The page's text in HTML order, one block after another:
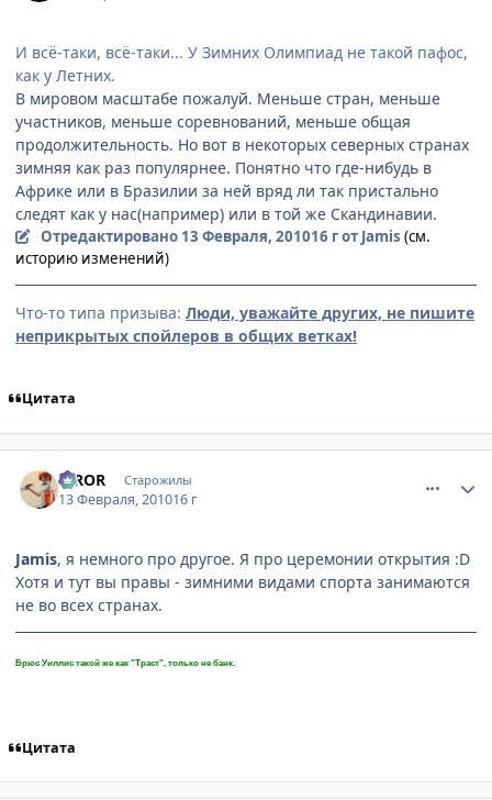
И всё-таки, всё-таки... У Зимних Олимпиад не такой пафос,
как у Летних.
В мировом масштабе пожалуй. Меньше стран, меньше
участников, меньше соревнований, меньше общая
продолжительность. Но вот в некоторых северных странах
зимняя как раз популярнее. Понятно что где-нибудь в
Африке или в Бразилии за ней вряд ли так пристально
следят как у нас(например) или в той же Скандинавии.
Отредактировано 13 Февраля, 201016 гот Jamis (см.
историю изменений)
Что-то типа призыва: Люди, уважайте других, не пишите
неприкрытых спойлеров в общих ветках!
Цитата
IRROR Старожилы
13 Февраля, 201016 г
Jamis, я немного про другое. Я про церемонии открытия :D
Хотя и тут вы правы - зимними видами спорта занимаются
не во всех странах.
Брюс Уиллис такой же как "Траст", только не банк.
Цитата